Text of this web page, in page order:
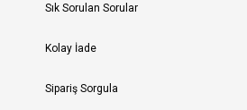
Sık Sorulan Sorular
Kolay İade
Sipariş Sorgula